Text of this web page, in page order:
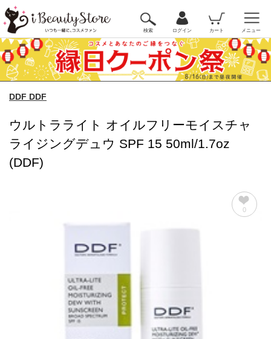
検索 ログイン カート メニュー
DDF DDF
ウルトラライト オイルフリーモイスチャ
ライジングデュウ SPF 15 50ml/1.7oz
(DDF)
0